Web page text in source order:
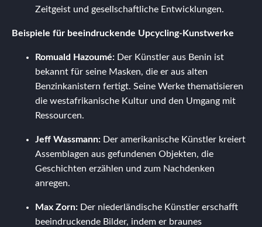
Zeitgeist und gesellschaftliche Entwicklungen.
Beispiele für beeindruckende Upcycling-Kunstwerke
Romuald Hazoumé: Der Künstler aus Benin ist
bekannt für seine Masken, die er aus alten
Benzinkanistern fertigt. Seine Werke thematisieren
die westafrikanische Kultur und den Umgang mit
Ressourcen.
Jeff Wassmann: Der amerikanische Künstler kreiert
Assemblagen aus gefundenen Objekten, die
Geschichten erzählen und zum Nachdenken
anregen.
Max Zorn: Der niederländische Künstler erschafft
beeindruckende Bilder, indem er braunes